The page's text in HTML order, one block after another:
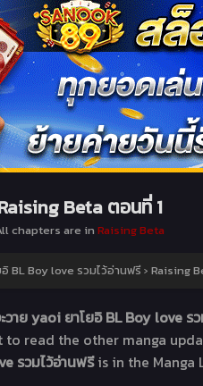
Beta ตอนที่ 1
chapters are in Raising Beta
BL Boy love รวมไว้อ่านฟรี › Raising
าย yaoi ยาโยอิ BL Boy love ร
to read the other manga
รวมไว้อ่านฟรีis in the Manga